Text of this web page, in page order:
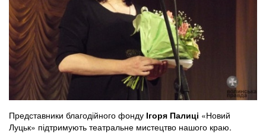
Представники благодійного фонду Ігоря Палиці «Новий
Луцьк» підтримують театральне мистецтво нашого краю.